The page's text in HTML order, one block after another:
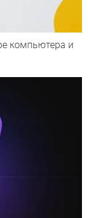
компьютера и